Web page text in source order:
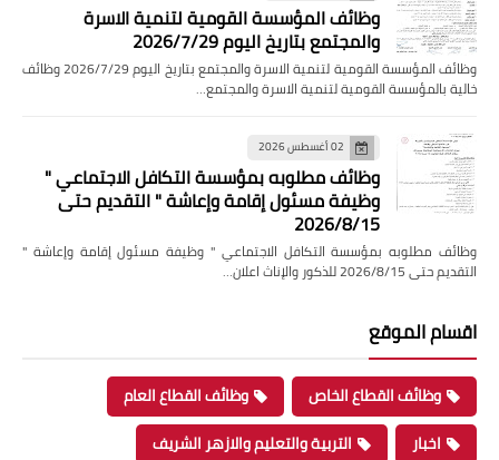
وظائف المؤسسة القومية لتنمية الاسرة
والمجتمع بتاريخ اليوم 2026/7/29
وظائف المؤسسة القومية لتنمية الاسرة والمجتمع بتاريخ اليوم 2026/7/29 وظائف
خالية بالمؤسسة القومية لتنمية الاسرة والمجتمع…
02 أغسطس 2026
وظائف مطلوبه بمؤسسة التكافل الاجتماعي "
وظيفة مسئول إقامة وإعاشة " التقديم حتى
2026/8/15
وظائف مطلوبه بمؤسسة التكافل الاجتماعي " وظيفة مسئول إقامة وإعاشة "
التقديم حتى 2026/8/15 للذكور والإناث اعلان…
اقسام الموقع
وظائف القطاع الخاص
وظائف القطاع العام
اخبار
التربية والتعليم والازهر الشريف